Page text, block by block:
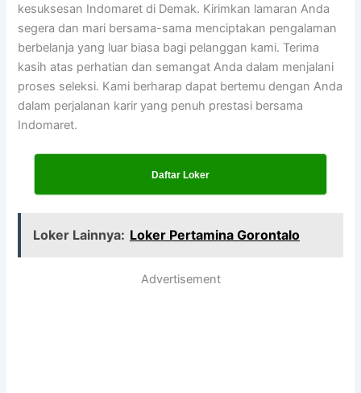
kesuksesan Indomaret di Demak. Kirimkan lamaran Anda
segera dan mari bersama-sama menciptakan pengalaman
berbelanja yang luar biasa bagi pelanggan kami. Terima
kasih atas perhatian dan semangat Anda dalam menjalani
proses seleksi. Kami berharap dapat bertemu dengan Anda
dalam perjalanan karir yang penuh prestasi bersama
Indomaret.
Daftar Loker
Loker Lainnya: Loker Pertamina Gorontalo
Advertisement